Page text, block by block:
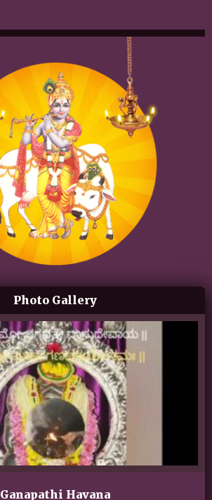
Photo Gallery
Ganapathi Havana